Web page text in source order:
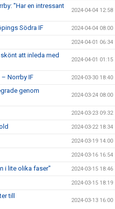
"Har en intressant
2024-04-04 12:58
Södra IF 2024-04-04 08:00
2024-04-01 06:34
att inleda med
2024-04-01 01:15
Norrby IF 2024-03-30 18:40
genom
2024-03-24 08:00
2024-03-23 09:32
2024-03-22 18:34
2024-03-19 14:00
2024-03-16 16:54
i lite olika faser" 2024-03-15 18:46
2024-03-15 18:19
till
2024-03-13 16:00